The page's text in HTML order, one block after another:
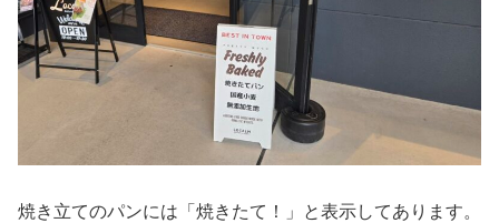
焼き立てのパンには「焼きたて！」と表示してあります。